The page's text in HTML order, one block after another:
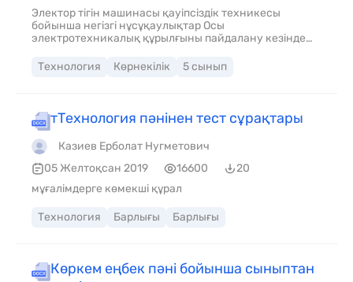
Электор тігін машинасы қауіпсіздік техникесы
бойынша негізгі нұсұқаулықтар Осы
электротехникалық құрылғыны пайдалану кезінде
сақтау қажет. Тігін машинасымен жұмыс істеу
алдында олармен танысыңыз Қауіпті – Электрмен
қалдырмаңыз. Машинамен жұмыс аяқталғаннан
кейін және оны тазалау алдында штепсельді электр
розеткасынан дереу ажыратыңыз. Назар аударыңыз-
Жұмыс істейтіндерге өрт, электор тоғынан
зақымдану және жарақаттану тәуекелін төмендету
үшін: 1. Машинаны ойыншық ретінде қолдануға
рұқсат етілмейді .
Технология Көрнекілік 5 сынып
тТехнология пәнінен тест сұрақтары
Казиев Ерболат Нугметович
05 Желтоқсан 2019
16600
20
мұғалімдерге көмекші құрал
Технология Барлығы Барлығы
Көркем еңбек пәні бойынша сыныптан